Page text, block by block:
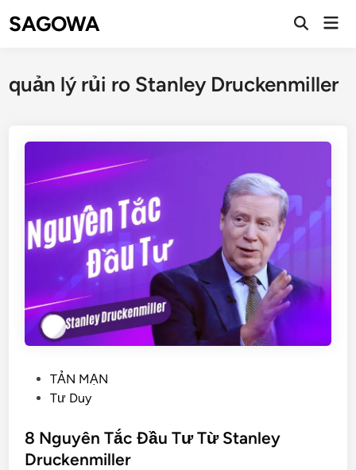
SAGOWA
quản lý rủi ro Stanley Druckenmiller
TẢN MẠN
Tư Duy
8 Nguyên Tắc Đầu Tư Từ Stanley
Druckenmiller